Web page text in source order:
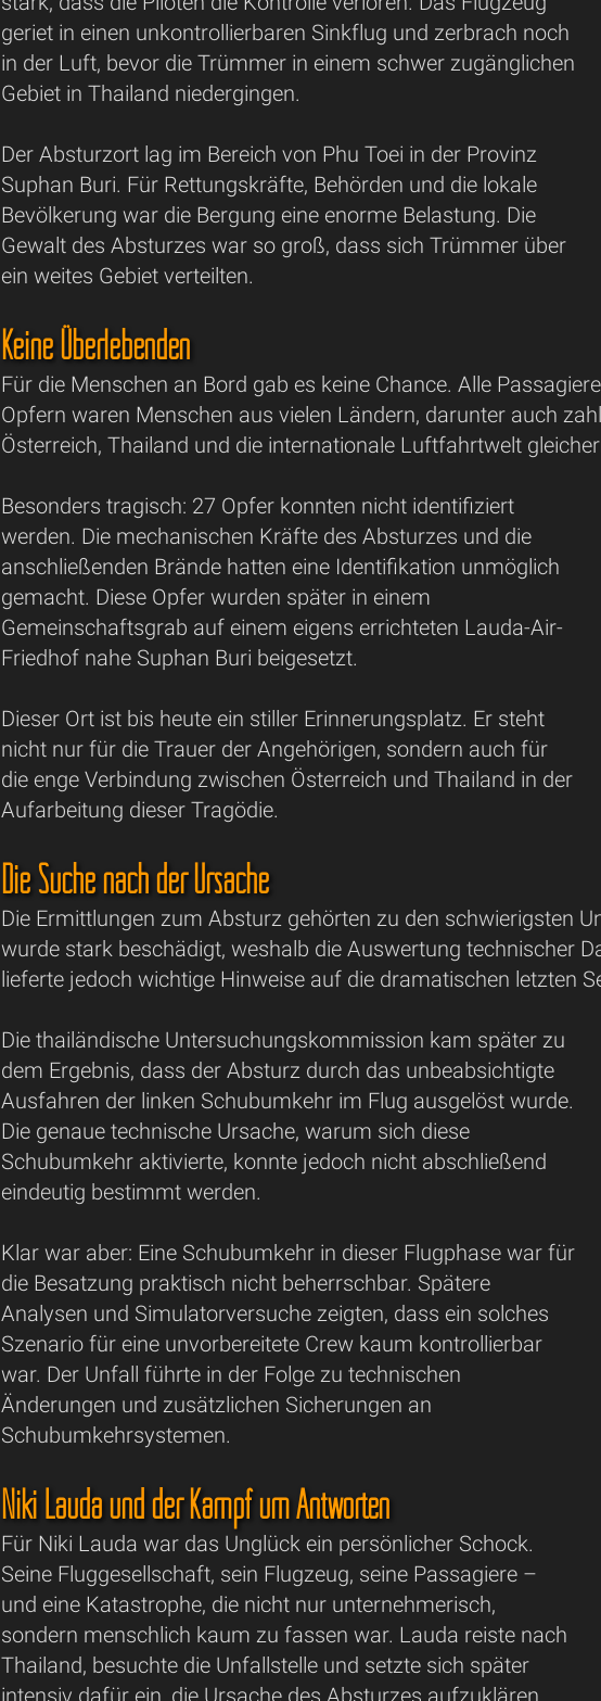
geriet in einen unkontrollierbaren Sinkflug und zerbrach noch
in der Luft, bevor die Trümmer in einem schwer zugänglichen
Gebiet in Thailand niedergingen.
Der Absturzort lag im Bereich von Phu Toei in der Provinz
Suphan Buri. Für Rettungskräfte, Behörden und die lokale
Bevölkerung war die Bergung eine enorme Belastung. Die
Gewalt des Absturzes war so groß, dass sich Trümmer über
ein weites Gebiet verteilten.
Keine Überlebenden
Für die Menschen an Bord gab es keine Chance. Alle
Opfern waren Menschen aus vielen Ländern, darunter auch
Österreich, Thailand und die internationale Luftfahrtwelt
Besonders tragisch: 27 Opfer konnten nicht identifiziert
werden. Die mechanischen Kräfte des Absturzes und die
anschließenden Brände hatten eine Identifikation unmöglich
gemacht. Diese Opfer wurden später in einem
Gemeinschaftsgrab auf einem eigens errichteten Lauda-Air-
Friedhof nahe Suphan Buri beigesetzt.
Dieser Ort ist bis heute ein stiller Erinnerungsplatz. Er steht
nicht nur für die Trauer der Angehörigen, sondern auch für
die enge Verbindung zwischen Österreich und Thailand in der
Aufarbeitung dieser Tragödie.
Die Suche nach der Ursache
Die Ermittlungen zum Absturz gehörten zu den schwierigsten
wurde stark beschädigt, weshalb die Auswertung technischer
lieferte jedoch wichtige Hinweise auf die dramatischen letzten
Die thailändische Untersuchungskommission kam später zu
dem Ergebnis, dass der Absturz durch das unbeabsichtigte
Ausfahren der linken Schubumkehr im Flug ausgelöst wurde.
Die genaue technische Ursache, warum sich diese
Schubumkehr aktivierte, konnte jedoch nicht abschließend
eindeutig bestimmt werden.
Klar war aber: Eine Schubumkehr in dieser Flugphase war für
die Besatzung praktisch nicht beherrschbar. Spätere
Analysen und Simulatorversuche zeigten, dass ein solches
Szenario für eine unvorbereitete Crew kaum kontrollierbar
war. Der Unfall führte in der Folge zu technischen
Änderungen und zusätzlichen Sicherungen an
Schubumkehrsystemen.
Niki Lauda und der Kampf um Antworten
Für Niki Lauda war das Unglück ein persönlicher Schock.
Seine Fluggesellschaft, sein Flugzeug, seine Passagiere –
und eine Katastrophe, die nicht nur unternehmerisch,
sondern menschlich kaum zu fassen war. Lauda reiste nach
Thailand, besuchte die Unfallstelle und setzte sich später
intensiv dafür ein, die Ursache des Absturzes aufzuklären.